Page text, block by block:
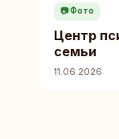
📷 Фото
Центр
семьи
11.06.2026